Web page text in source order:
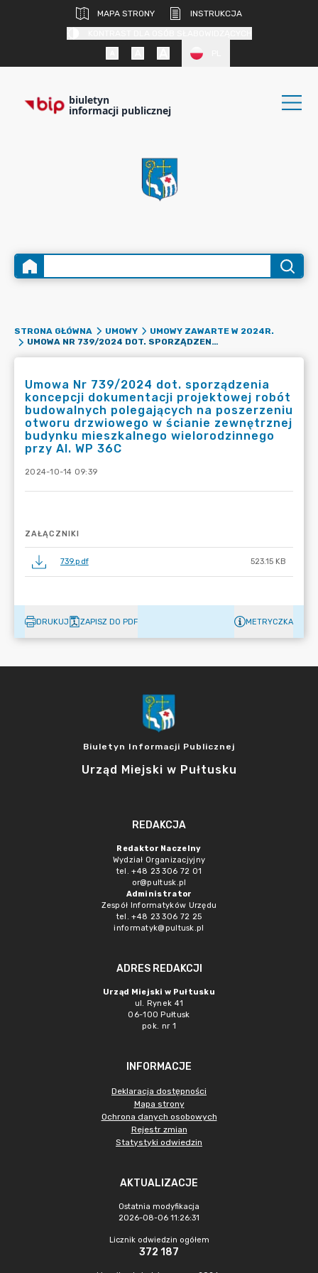
MAPA STRONY
INSTRUKCJA
biuletyn
informacji publicznej
STRONA GŁÓWNA UMOWY
UMOWY ZAWARTE W 2024R.
UMOWA NR 739/2024 DOT. SPORZĄDZENIA KONCEPCJI DOKUMENTACJI PROJEKTOWEJ ROBÓT BUDOWALNYCH POLEGAJĄCYCH NA POSZERZENIU OTWORU DRZWIOWEGO W ŚCIANIE ZEWNĘTRZNEJ BUDYNKU MIESZKALNEGO WIELORODZINNEGO PRZY AL. WP 36C
Umowa Nr 739/2024 dot. sporządzenia
koncepcji dokumentacji projektowej robót
budowalnych polegających na poszerzeniu
otworu drzwiowego w ścianie zewnętrznej
budynku mieszkalnego wielorodzinnego
przy Al. WP 36C
2024-10-14 09:39
ZAŁĄCZNIKI
739.pdf 523.15 KB
DRUKUJ ZAPISZ DO PDF METRYCZKA
Biuletyn Informacji Publicznej
Urząd Miejski w Pułtusku
REDAKCJA
Redaktor Naczelny
Wydział Organizacjyjny
tel. +48 23 306 72 01
or@pultusk.pl
Administrator
Zespół Informatyków Urzędu
tel. +48 23 306 72 25
informatyk@pultusk.pl
ADRES REDAKCJI
Urząd Miejski w Pułtusku
ul. Rynek 41
06-100 Pułtusk
pok. nr 1
INFORMACJE
Deklaracja dostępności
Mapa strony
Ochrona danych osobowych
Rejestr zmian
Statystyki odwiedzin
AKTUALIZACJE
Ostatnia modyfikacja
2026-08-06 11:26:31
Licznik odwiedzin ogółem
372 187